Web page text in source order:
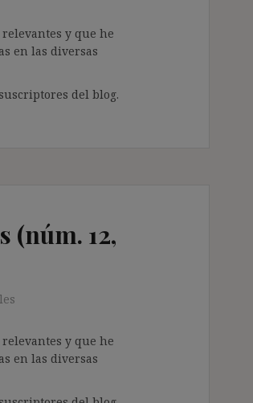
y que he
en las diversas
del blog.
(núm. 12,
y que he
en las diversas